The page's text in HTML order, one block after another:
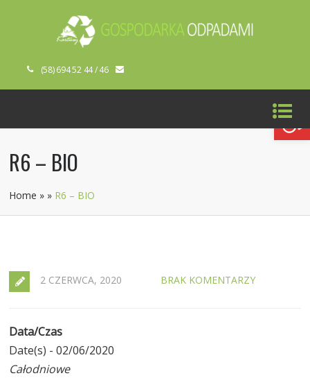
Open toolbar
(58) 694 52 44 / 46
R6 – BIO
Home » » R6 – BIO
2 CZERWCA, 2020 BRAK KOMENTARZY
Data/Czas
Date(s) - 02/06/2020
Całodniowe